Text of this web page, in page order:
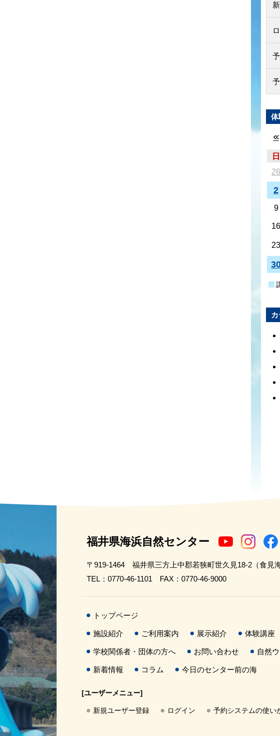
体
<<
日
26
2
9
16
23
福井県海浜自然センター
〒919-1464 福井県三方上中郡若狭町世久見18-2（食見海
TEL：0770-46-1101 FAX：0770-46-9000
トップページ
施設紹介 ご利用案内 展示紹介 体験講座
学校関係者・団体の方へ お問い合わせ 自然
新着情報 コラム 今日のセンター前の海
[ユーザーメニュー]
新規ユーザー登録 ログイン 予約システムの使い